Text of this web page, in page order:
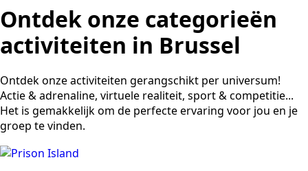
Ontdek onze categorieën
activiteiten in Brussel
Ontdek onze activiteiten gerangschikt per universum!
Actie & adrenaline, virtuele realiteit, sport & competitie...
Het is gemakkelijk om de perfecte ervaring voor jou en je
groep te vinden.